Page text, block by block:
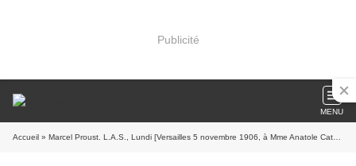
Publicité
MENU
Accueil » Marcel Proust. L.A.S., Lundi [Versailles 5 novembre 1906, à Mme Anatole Catusse] ; 17 pages in-8 (deuil).